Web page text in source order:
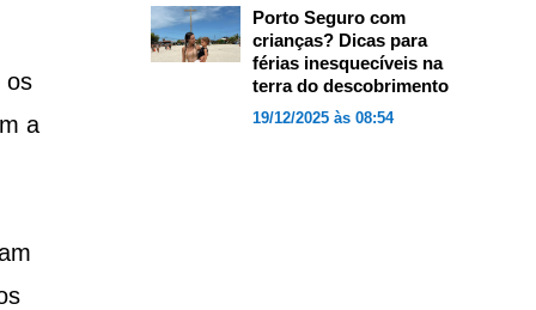
os
a
Porto Seguro com
crianças? Dicas para
férias inesquecíveis na
terra do descobrimento
19/12/2025 às 08:54